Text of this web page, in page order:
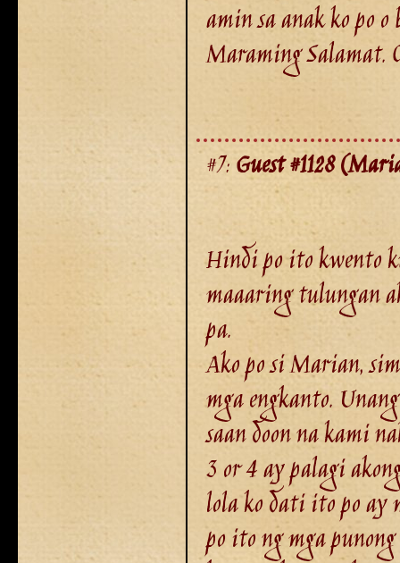
amin sa anak ko po
Maraming Salamat.
#7:Guest #1128
Hindi po ito kwento
maaaring tulungan
pa.
Ako po si Marian,
mga engkanto.
saan doon na kami
3 or 4 ay palagi
lola ko dati ito po ay
po ito ng mga